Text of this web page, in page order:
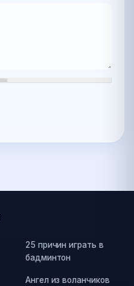
25 причин играть в
бадминтон
Ангел из воланчиков